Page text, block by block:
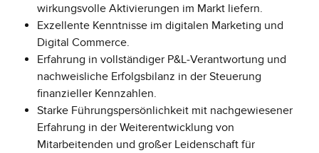
wirkungsvolle Aktivierungen im Markt liefern.
Exzellente Kenntnisse im digitalen Marketing und
Digital Commerce.
Erfahrung in vollständiger P&L‑Verantwortung und
nachweisliche Erfolgsbilanz in der Steuerung
finanzieller Kennzahlen.
Starke Führungspersönlichkeit mit nachgewiesener
Erfahrung in der Weiterentwicklung von
Mitarbeitenden und großer Leidenschaft für